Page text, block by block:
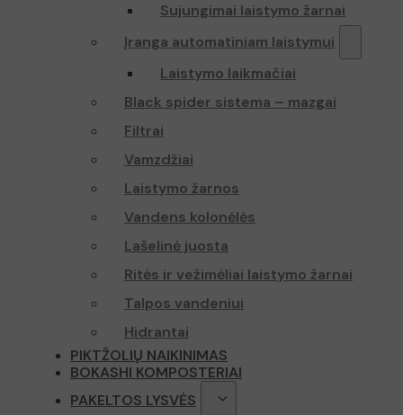
Sujungimai laistymo žarnai
Įranga automatiniam laistymui
Laistymo laikmačiai
Black spider sistema – mazgai
Filtrai
Vamzdžiai
Laistymo žarnos
Vandens kolonėlės
Lašelinė juosta
Ritės ir vežimėliai laistymo žarnai
Talpos vandeniui
Hidrantai
PIKTŽOLIŲ NAIKINIMAS
BOKASHI KOMPOSTERIAI
PAKELTOS LYSVĖS